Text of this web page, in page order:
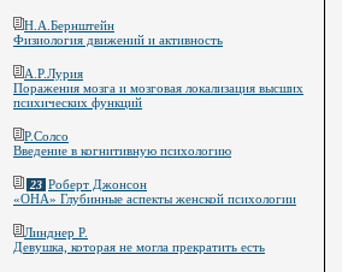
Н.А.Бернштейн
Физиология движений и активность
А.Р.Лурия
Поражения мозга и мозговая локализация высших
психических функций
Р.Солсо
Введение в когнитивную психологию
23 Роберт Джонсон
«ОНА» Глубинные аспекты женской психологии
Линднер Р.
Девушка, которая не могла прекратить есть